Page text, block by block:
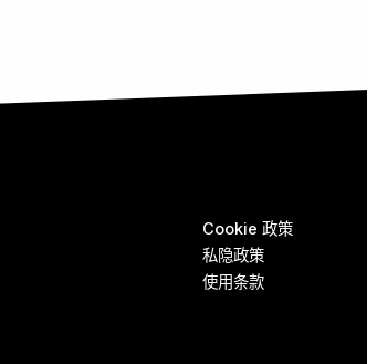
Cookie 政策
私隐政策
使用条款